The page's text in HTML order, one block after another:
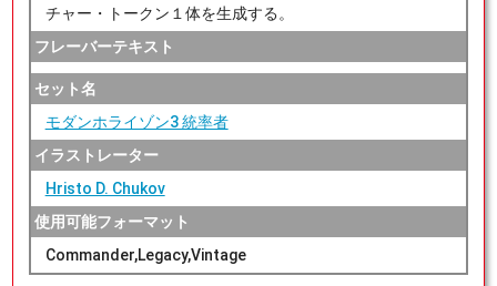
チャー・トークン１体を生成する。
フレーバーテキスト
セット名
モダンホライゾン3 統率者
イラストレーター
Hristo D. Chukov
使用可能フォーマット
Commander,Legacy,Vintage